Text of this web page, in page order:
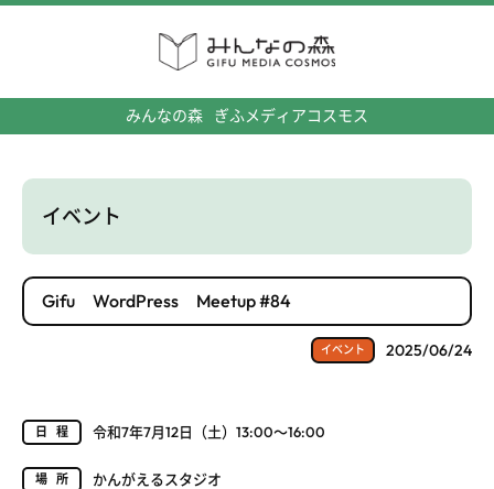
みんなの森 ぎふメディアコスモス
イベント
Gifu WordPress Meetup #84
イベント 2025/06/24
日程 令和7年7月12日（土）13:00～16:00
場所 かんがえるスタジオ